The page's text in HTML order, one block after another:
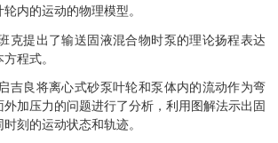
内的运动的物理模型。
克提出了输送固液混合物时泵的理论扬程表达
程式。
吉良将离心式砂泵叶轮和泵体内的流动作为弯
加压力的问题进行了分析，利用图解法示出固
刻的运动状态和轨迹。